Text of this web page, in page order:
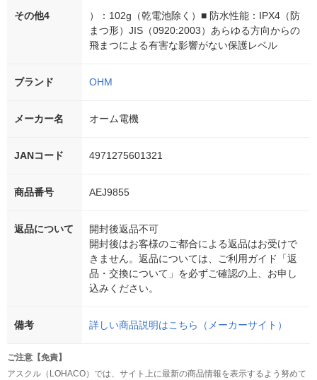
その他4
）：102g（乾電池除く）■ 防水性能：IPX4（防
まつ形）JIS（0920:2003）あらゆる方向からの
飛まつによる有害な影響がない保護レベル
ブランド OHM
メーカー名 オーム電機
JANコード 4971275601321
商品番号 AEJ9855
返品について
開封後返品不可
開封後はお客様のご都合による返品はお受けで
きません。返品については、ご利用ガイド「返
品・交換について」を必ずご確認の上、お申し
込みください。
備考 詳しい商品説明はこちら（メーカーサイト）
ご注意【免責】
アスクル（LOHACO）では、サイト上に最新の商品情報を表示するよう努めて